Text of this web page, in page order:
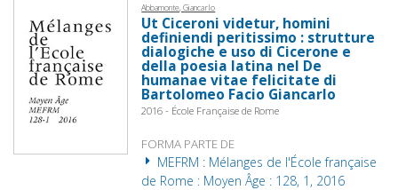
Abbamonte, Giancarlo
Ut Ciceroni videtur, homini
definiendi peritissimo : strutture
dialogiche e uso di Cicerone e
della poesia latina nel De
humanae vitae felicitate di
Bartolomeo Facio Giancarlo
2016 - École Française de Rome
FORMA PARTE DE
MEFRM : Mélanges de l'École française
de Rome : Moyen Âge : 128, 1, 2016